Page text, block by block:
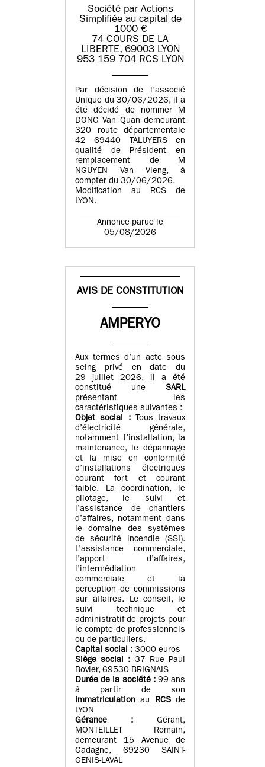
Société par Actions
Simplifiée au capital de
1000 €
74 COURS DE LA
LIBERTE, 69003 LYON
953 159 704 RCS LYON
Par décision de l’associé
Unique du 30/06/2026, il a
été décidé de nommer M
DONG Van Quan demeurant
320 route départementale
42 69440 TALUYERS en
qualité de Président en
remplacement de M
NGUYEN Van Vieng, à
compter du 30/06/2026.
Modification au RCS de
LYON.
Annonce parue le
05/08/2026
AVIS DE CONSTITUTION
AMPERYO
Aux termes d’un acte sous
seing privé en date du
29 juillet 2026, il a été
constitué une SARL
présentant les
caractéristiques suivantes :
Objet social :
Tous travaux
d’électricité générale,
notamment l’installation, la
maintenance, le dépannage
et la mise en conformité
d’installations électriques
courant fort et courant
faible. La coordination, le
pilotage, le suivi et
l’assistance de chantiers
d’affaires, notamment dans
le domaine des systèmes
de sécurité incendie (SSI).
L’assistance commerciale,
l’apport d’affaires,
l’intermédiation
commerciale et la
perception de commissions
sur affaires. Le conseil, le
suivi technique et
administratif de projets pour
le compte de professionnels
ou de particuliers.
Capital social : 3000 euros
Siège social : 37 Rue Paul
Bovier, 69530 BRIGNAIS
Durée de la société : 99 ans
à partir de son
immatriculation au RCSde
LYON
Gérance :
Gérant,
MONTEILLET Romain,
demeurant 15 Avenue de
Gadagne, 69230 SAINT-
GENIS-LAVAL